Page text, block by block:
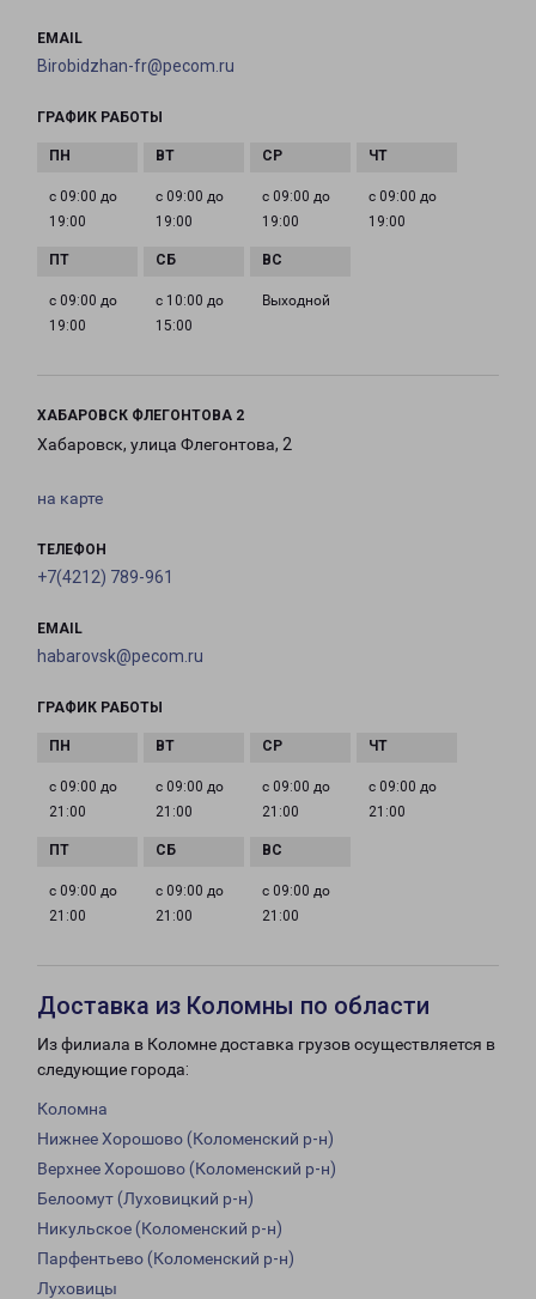
EMAIL
Birobidzhan-fr@pecom.ru
ГРАФИК РАБОТЫ
с 09:00 до
19:00
с 09:00 до
19:00
с 09:00 до
19:00
с 09:00 до
19:00
с 09:00 до
19:00
с 10:00 до
15:00
Выходной
ХАБАРОВСК ФЛЕГОНТОВА 2
Хабаровск, улица Флегонтова, 2
на карте
ТЕЛЕФОН
+7(4212) 789-961
EMAIL
habarovsk@pecom.ru
ГРАФИК РАБОТЫ
с 09:00 до
21:00
с 09:00 до
21:00
с 09:00 до
21:00
с 09:00 до
21:00
с 09:00 до
21:00
с 09:00 до
21:00
с 09:00 до
21:00
Доставка из Коломны по области
Из филиала в Коломне доставка грузов осуществляется в
следующие города:
Коломна
Нижнее Хорошово (Коломенский р-н)
Верхнее Хорошово (Коломенский р-н)
Белоомут (Луховицкий р-н)
Никульское (Коломенский р-н)
Парфентьево (Коломенский р-н)
Луховицы